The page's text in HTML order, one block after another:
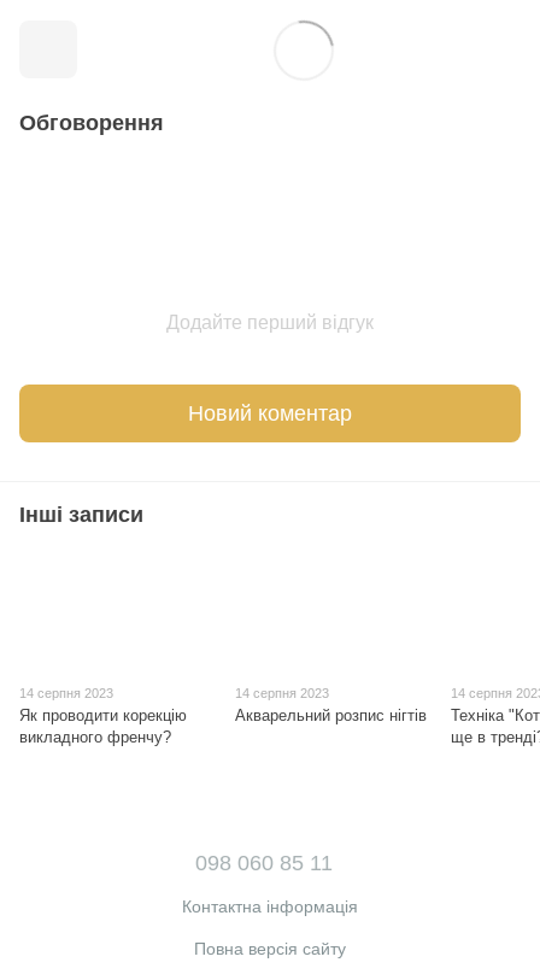
Обговорення
Додайте перший відгук
Новий коментар
Інші записи
14 серпня 2023
Як проводити корекцію
викладного френчу?
14 серпня 2023
Акварельний розпис нігтів
14 серпня
Техніка
ще в
098 060 85 11
Контактна інформація
Повна версія сайту